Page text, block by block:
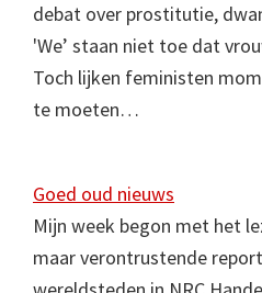
debat over prostitutie,
'We’ staan niet toe dat
Toch lijken feministen
te moeten…
Goed oud nieuws
Mijn week begon met het
maar verontrustende